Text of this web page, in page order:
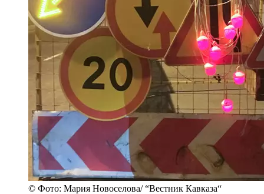
© Фото: Мария Новоселова/ “Вестник Кавказа“